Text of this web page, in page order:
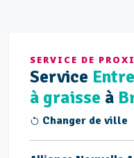
SERVICE DE
Service
à graisse à
Changer de ville